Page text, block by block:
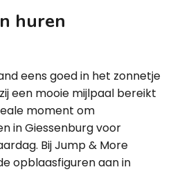
huren
eens goed in het zonnetje
een mooie mijlpaal bereikt
moment om
in Giessenburg voor
Bij Jump & More
opblaasfiguren aan in